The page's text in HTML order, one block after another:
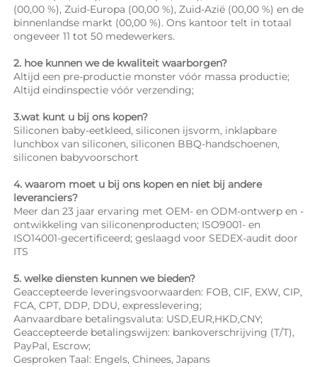
(00,00 %), Zuid-Europa (00,00 %), Zuid-Azië (00,00 %) en de
binnenlandse markt (00,00 %). Ons kantoor telt in totaal
ongeveer 11 tot 50 medewerkers.
2. hoe kunnen we de kwaliteit waarborgen?
Altijd een pre-productie monster vóór massa productie;
Altijd eindinspectie vóór verzending;
3.wat kunt u bij ons kopen?
Siliconen baby-eetkleed, siliconen ijsvorm, inklapbare
lunchbox van siliconen, siliconen BBQ-handschoenen,
siliconen babyvoorschort
4. waarom moet u bij ons kopen en niet bij andere
leveranciers?
Meer dan 23 jaar ervaring met OEM- en ODM-ontwerp en -
ontwikkeling van siliconenproducten; ISO9001- en
ISO14001-gecertificeerd; geslaagd voor SEDEX-audit door
ITS
5. welke diensten kunnen we bieden?
Geaccepteerde leveringsvoorwaarden: FOB, CIF, EXW, CIP,
FCA, CPT, DDP, DDU, expresslevering;
Aanvaardbare betalingsvaluta: USD,EUR,HKD,CNY;
Geaccepteerde betalingswijzen: bankoverschrijving (T/T),
PayPal, Escrow;
Gesproken Taal: Engels, Chinees, Japans